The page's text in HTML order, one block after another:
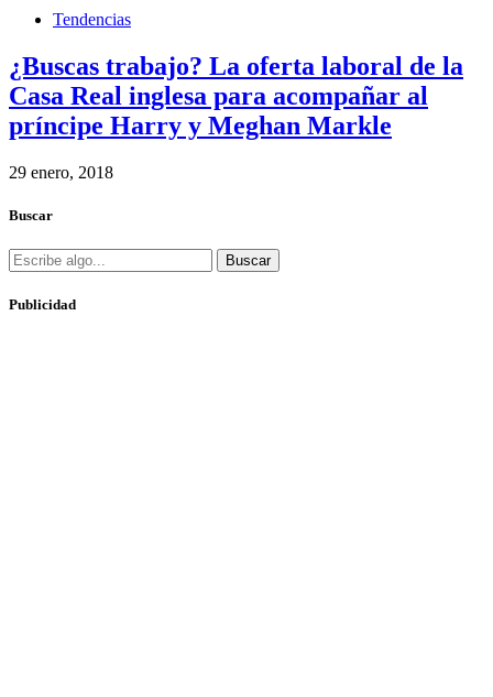
Tendencias
¿Buscas trabajo? La oferta laboral de la
Casa Real inglesa para acompañar al
príncipe Harry y Meghan Markle
29 enero, 2018
Buscar
Buscar
Publicidad